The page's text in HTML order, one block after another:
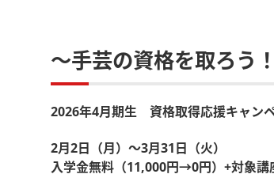
～手芸の資格を取ろう
2026年4月期生 資格取得応援キャン
2月2日（月）～3月31日（火）
入学金無料（11,000円→0円）+対象講